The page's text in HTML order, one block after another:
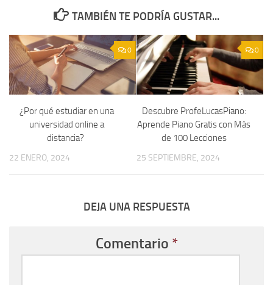
TAMBIÉN TE PODRÍA GUSTAR...
0
¿Por qué estudiar en una
universidad online a
distancia?
22 ENERO, 2024
0
Descubre ProfeLucasPiano:
Aprende Piano Gratis con Más
de 100 Lecciones
25 SEPTIEMBRE, 2024
DEJA UNA RESPUESTA
Comentario *